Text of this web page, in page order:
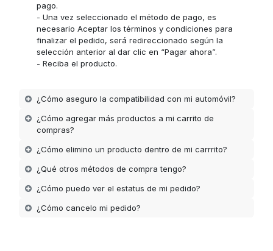
pago.
- Una vez seleccionado el método de pago, es
necesario Aceptar los términos y condiciones para
finalizar el pedido, será redireccionado según la
selección anterior al dar clic en “Pagar ahora”.
- Reciba el producto.
¿Cómo aseguro la compatibilidad con mi automóvil?
¿Cómo agregar más productos a mi carrito de
compras?
¿Cómo elimino un producto dentro de mi carrrito?
¿Qué otros métodos de compra tengo?
¿Cómo puedo ver el estatus de mi pedido?
¿Cómo cancelo mi pedido?